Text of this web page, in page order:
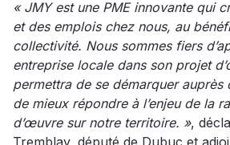
« JMY est une PME innovante qui
et des emplois chez nous, au
collectivité. Nous sommes fiers
entreprise locale dans son projet
permettra de se démarquer auprès
de mieux répondre à l’enjeu de la
d’œuvre sur notre territoire. »,
Tremblay, député de Dubuc et